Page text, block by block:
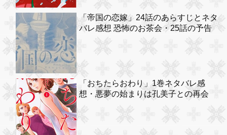
「帝国の恋嫁」24話のあらすじとネタ
バレ感想 恐怖のお茶会・25話の予告
「おちたらおわり」1巻ネタバレ感
想・悪夢の始まりは孔美子との再会